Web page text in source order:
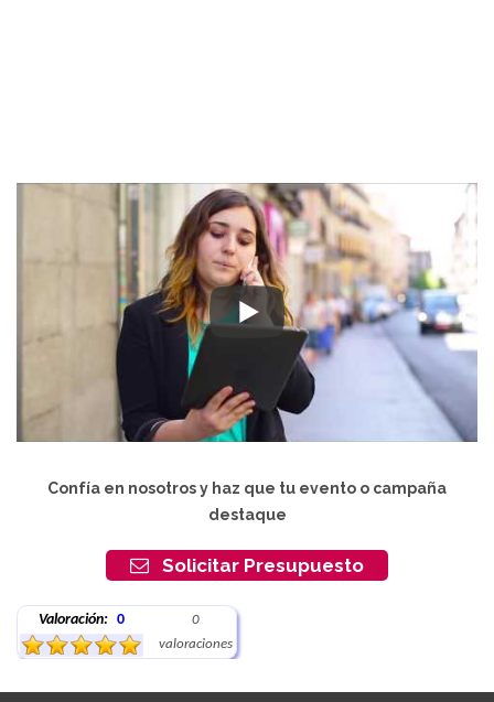
Confía en nosotros y haz que tu evento o campaña
destaque
Solicitar Presupuesto
Valoración: 0
0
valoraciones